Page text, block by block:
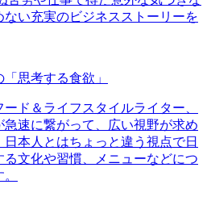
ない充実のビジネスストーリーを
思考する食欲」
ド＆ライフスタイルライター、
急速に繋がって、広い視野が求め
本人とはちょっと違う視点で日
文化や習慣、メニューなどにつ